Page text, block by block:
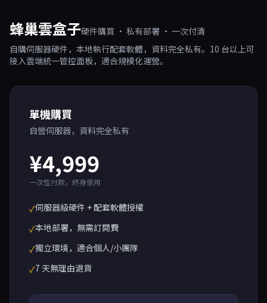
蜂巢雲盒子硬件購買 · 私有部署 · 一次付清
自購伺服器硬件，本地執行配套軟體，資料完全私有。10 台以上可
接入雲端統一管控面板，適合規模化運營。
單機購買
自營伺服器，資料完全私有
¥4,999
一次性付款，終身使用
✓伺服器級硬件 + 配套軟體授權
✓本地部署，無需訂閱費
✓獨立環境，適合個人/小團隊
✓7 天無理由退貨